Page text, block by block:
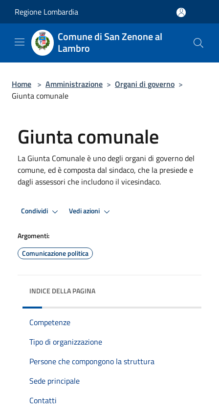
Regione Lombardia
Comune di San Zenone al
Lambro
Home > Amministrazione > Organi di governo >
Giunta comunale
Giunta comunale
La Giunta Comunale è uno degli organi di governo del
comune, ed è composta dal sindaco, che la presiede e
dagli assessori che includono il vicesindaco.
Condividi Vedi azioni
Argomenti:
Comunicazione politica
INDICE DELLA PAGINA
Competenze
Tipo di organizzazione
Persone che compongono la struttura
Sede principale
Contatti